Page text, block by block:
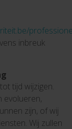
inbreuk
tijd wijzigen.
evolueren,
zijn, of wij
Wij zullen